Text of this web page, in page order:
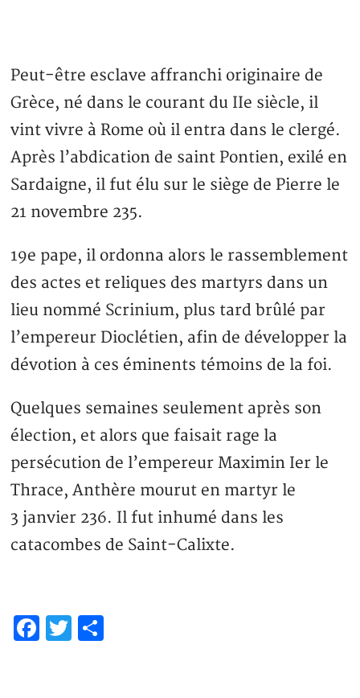
Peut-être esclave affranchi originaire de
Grèce, né dans le courant du IIe siècle, il
vint vivre à Rome où il entra dans le clergé.
Après l’abdication de saint Pontien, exilé en
Sardaigne, il fut élu sur le siège de Pierre le
21 novembre 235.
19e pape, il ordonna alors le rassemblement
des actes et reliques des martyrs dans un
lieu nommé Scrinium, plus tard brûlé par
l’empereur Dioclétien, afin de développer la
dévotion à ces éminents témoins de la foi.
Quelques semaines seulement après son
élection, et alors que faisait rage la
persécution de l’empereur Maximin Ier le
Thrace, Anthère mourut en martyr le
3 janvier 236. Il fut inhumé dans les
catacombes de Saint-Calixte.
Facebook
Twitter